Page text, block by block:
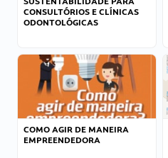
CONSULTÓRIOS E CLÍNICAS
ODONTOLÓGICAS
COMO AGIR DE MANEIRA
EMPREENDEDORA